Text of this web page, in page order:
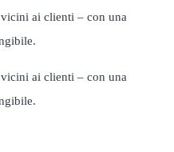
ai clienti – con una
ai clienti – con una